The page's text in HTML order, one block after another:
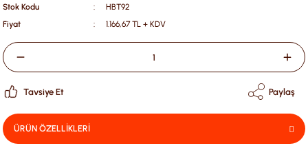
Stok Kodu
HBT92
Fiyat
1.166,67 TL + KDV
Tavsiye Et Paylaş
ÜRÜN ÖZELLİKLERİ